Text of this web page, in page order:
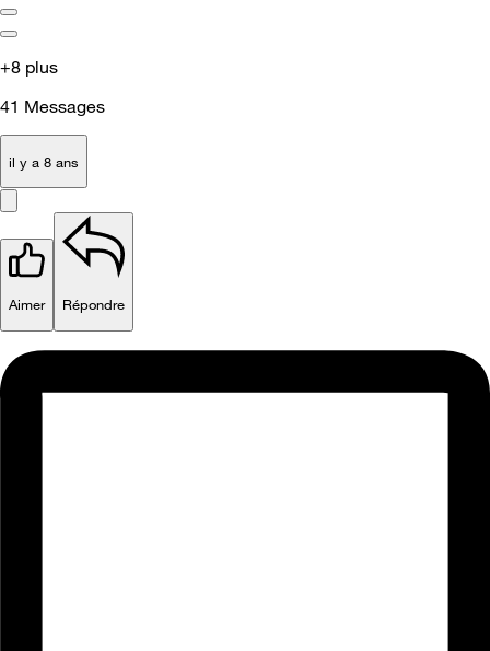
+8 plus
41 Messages
il y a 8 ans
Aimer Répondre